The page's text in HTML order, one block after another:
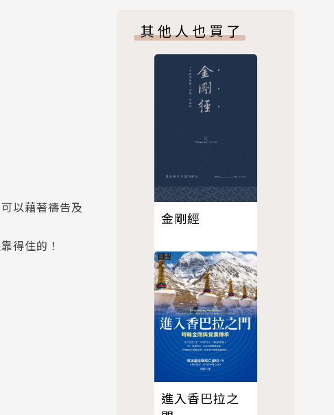
以藉著禱告及
得住的！
其他人也買了
金剛經
進入香巴拉之